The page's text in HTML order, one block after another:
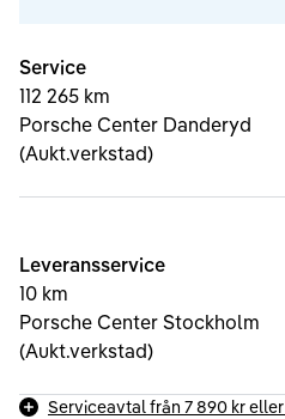
Service
112 265 km
Porsche Center Danderyd
(Aukt.verkstad)
Leveransservice
10 km
Porsche Center Stockholm
(Aukt.verkstad)
Serviceavtal från 7 890 kreller